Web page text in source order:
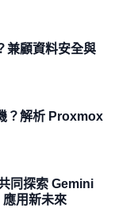
兼顧資料安全與
？解析 Proxmox
同探索 Gemini
用新未來